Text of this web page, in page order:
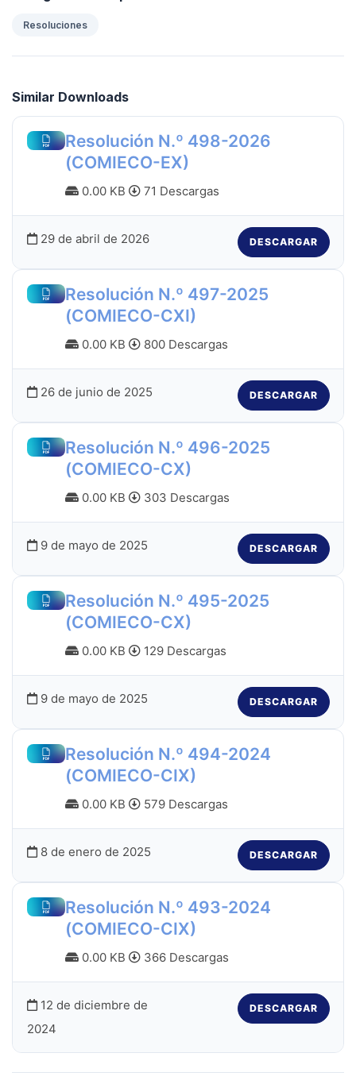
Resoluciones
Similar Downloads
Resolución N.º 498-2026
(COMIECO-EX)
0.00 KB 71 Descargas
29 de abril de 2026 DESCARGAR
Resolución N.º 497-2025
(COMIECO-CXI)
0.00 KB 800 Descargas
26 de junio de 2025 DESCARGAR
Resolución N.º 496-2025
(COMIECO-CX)
0.00 KB 303 Descargas
9 de mayo de 2025 DESCARGAR
Resolución N.º 495-2025
(COMIECO-CX)
0.00 KB 129 Descargas
9 de mayo de 2025 DESCARGAR
Resolución N.º 494-2024
(COMIECO-CIX)
0.00 KB 579 Descargas
8 de enero de 2025 DESCARGAR
Resolución N.º 493-2024
(COMIECO-CIX)
0.00 KB 366 Descargas
12 de diciembre de
2024
DESCARGAR